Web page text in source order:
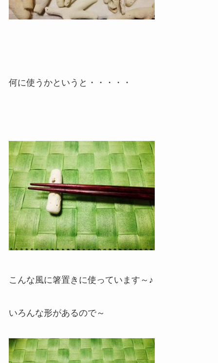
何に使うかというと・・・・・
こんな風に箸置きに使っています～♪
いろんな形があるので～